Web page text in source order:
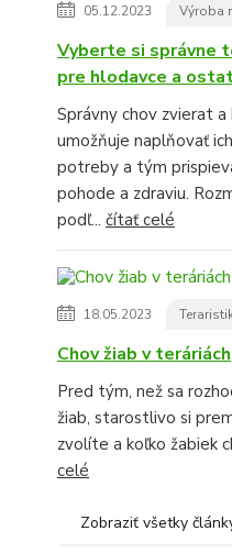
05.12.2023 Výroba
Vyberte si správne
pre hlodavce a
Správny chov zvierat
umožňuje naplňovať
potreby a tým
pohode a zdraviu.
podľ... čítať celé
18.05.2023
Chov žiab v teráriách
Pred tým, než sa
žiab, starostlivo si
zvolíte a koľko žabiek
celé
Zobraziť všetky